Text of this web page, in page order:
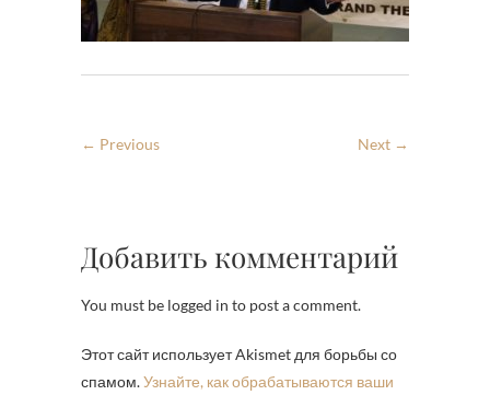
← Previous Next →
Добавить комментарий
You must be logged in to post a comment.
Этот сайт использует Akismet для борьбы со
спамом.Узнайте, как обрабатываются ваши